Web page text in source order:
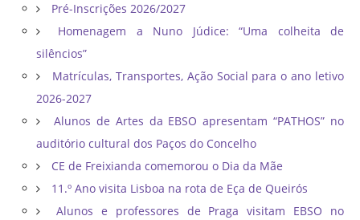
Pré-Inscrições 2026/2027
Homenagem a Nuno Júdice: “Uma colheita de
silêncios”
Matrículas, Transportes, Ação Social para o ano letivo
2026-2027
Alunos de Artes da EBSO apresentam “PATHOS” no
auditório cultural dos Paços do Concelho
CE de Freixianda comemorou o Dia da Mãe
11.º Ano visita Lisboa na rota de Eça de Queirós
Alunos e professores de Praga visitam EBSO no